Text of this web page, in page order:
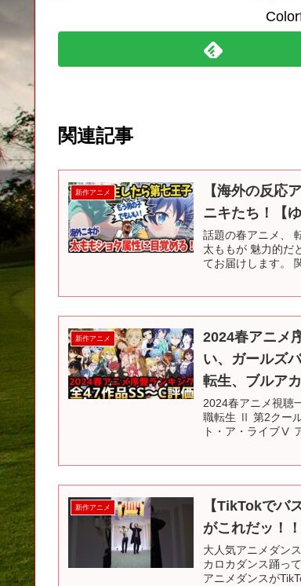
関連記事
新作アニメ
【海外の反応
ニキたち！【
話題の春アニメ、
太ももが 魅力的
てお届けします。
新作アニメ
2024春アニメ
い、ガールズ
転生、ブルア
2024春アニメ視聴
職転生 Ⅱ 第2クー
ト・ア・ライブⅤ
新作アニメ
【TikTokでバ
がこれだッ！！
大人気アニメダン
カロカダンス踊っ
アニメダンスが